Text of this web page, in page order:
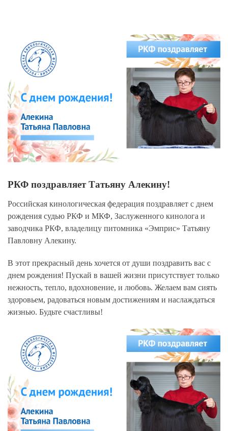
Larger
Image
РКФ поздравляет Татьяну Алекину!
Российская кинологическая федерация поздравляет с днем
рождения судью РКФ и МКФ, Заслуженного кинолога и
заводчика РКФ, владелицу питомника «Эмприс» Татьяну
Павловну Алекину.
В этот прекрасный день хочется от души поздравить вас с
днем рождения! Пускай в вашей жизни присутствует только
нежность, тепло, вдохновение, и любовь. Желаем вам сиять
здоровьем, радоваться новым достижениям и наслаждаться
жизнью. Будьте счастливы!